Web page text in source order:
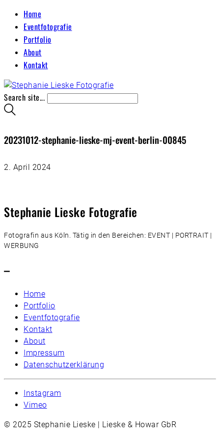
Home
Eventfotografie
Portfolio
About
Kontakt
Search site...
20231012-stephanie-lieske-mj-event-berlin-00845
2. April 2024
Stephanie Lieske Fotografie
Fotografin aus Köln. Tätig in den Bereichen: EVENT | PORTRAIT |
WERBUNG
–
Home
Portfolio
Eventfotografie
Kontakt
About
Impressum
Datenschutzerklärung
Instagram
Vimeo
© 2025 Stephanie Lieske | Lieske & Howar GbR